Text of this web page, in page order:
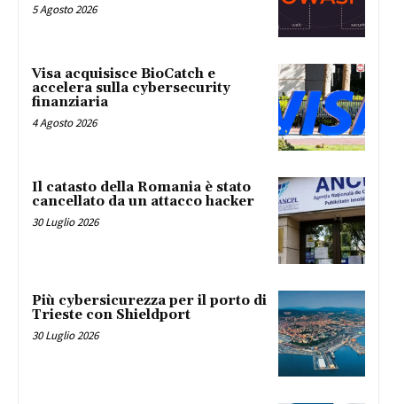
5 Agosto 2026
Visa acquisisce BioCatch e
accelera sulla cybersecurity
finanziaria
4 Agosto 2026
Il catasto della Romania è stato
cancellato da un attacco hacker
30 Luglio 2026
Più cybersicurezza per il porto di
Trieste con Shieldport
30 Luglio 2026